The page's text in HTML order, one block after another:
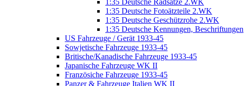
1:35 Deutsche Radsätze 2.WK
1:35 Deutsche Fotoätzteile 2.WK
1:35 Deutsche Geschützrohe 2.WK
1:35 Deutsche Kennungen, Beschriftungen
US Fahrzeuge / Gerät 1933-45
Sowjetische Fahrzeuge 1933-45
Britische/Kanadische Fahrzeuge 1933-45
Japanische Fahrzeuge WK II
Französiche Fahrzeuge 1933-45
Panzer & Fahrzeuge Italien WK II